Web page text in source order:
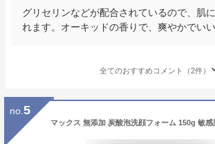
グリセリンなどが配合されているので、肌
れます。オーキッドの香りで、爽やかでいい
全てのおすすめコメント（2件）
no. 5